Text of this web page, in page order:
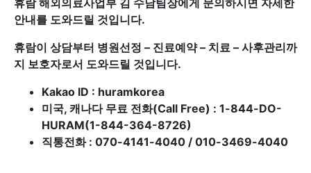
휴람 해외의료사업부 김 수남팀장에게 문의하시면 자세한
안내를 도와드릴 것입니다.
휴람이 상담부터 병원선정 – 진료예약 – 치료 – 사후관리까
지 보호자로서 도와드릴 것입니다.
Kakao ID : huramkorea
미국, 캐나다 무료 전화(Call Free) : 1-844-DO-
HURAM(1-844-364-8726)
직통전화 : 070-4141-4040 / 010-3469-4040